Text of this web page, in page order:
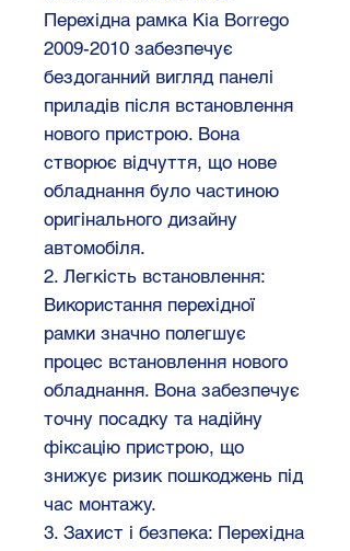
Перехідна рамка Kia Borrego
2009-2010 забезпечує
бездоганний вигляд панелі
приладів після встановлення
нового пристрою. Вона
створює відчуття, що нове
обладнання було частиною
оригінального дизайну
автомобіля.
2. Легкість встановлення:
Використання перехідної
рамки значно полегшує
процес встановлення нового
обладнання. Вона забезпечує
точну посадку та надійну
фіксацію пристрою, що
знижує ризик пошкоджень під
час монтажу.
3. Захист і безпека: Перехідна